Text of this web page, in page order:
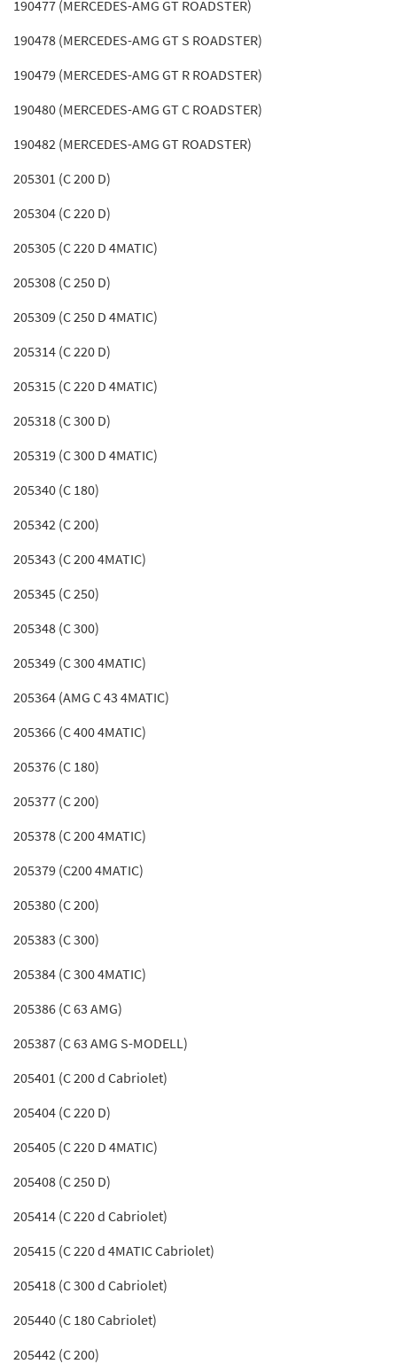
190477 (MERCEDES-AMG GT ROADSTER)
190478 (MERCEDES-AMG GT S ROADSTER)
190479 (MERCEDES-AMG GT R ROADSTER)
190480 (MERCEDES-AMG GT C ROADSTER)
190482 (MERCEDES-AMG GT ROADSTER)
205301 (C 200 D)
205304 (C 220 D)
205305 (C 220 D 4MATIC)
205308 (C 250 D)
205309 (C 250 D 4MATIC)
205314 (C 220 D)
205315 (C 220 D 4MATIC)
205318 (C 300 D)
205319 (C 300 D 4MATIC)
205340 (C 180)
205342 (C 200)
205343 (C 200 4MATIC)
205345 (C 250)
205348 (C 300)
205349 (C 300 4MATIC)
205364 (AMG C 43 4MATIC)
205366 (C 400 4MATIC)
205376 (C 180)
205377 (C 200)
205378 (C 200 4MATIC)
205379 (C200 4MATIC)
205380 (C 200)
205383 (C 300)
205384 (C 300 4MATIC)
205386 (C 63 AMG)
205387 (C 63 AMG S-MODELL)
205401 (C 200 d Cabriolet)
205404 (C 220 D)
205405 (C 220 D 4MATIC)
205408 (C 250 D)
205414 (C 220 d Cabriolet)
205415 (C 220 d 4MATIC Cabriolet)
205418 (C 300 d Cabriolet)
205440 (C 180 Cabriolet)
205442 (C 200)